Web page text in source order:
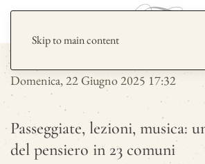
Skip to main content
Domenica, 22 Giugno 2025 17:32
Passeggiate, lezioni, musica:
del pensiero in 23 comuni